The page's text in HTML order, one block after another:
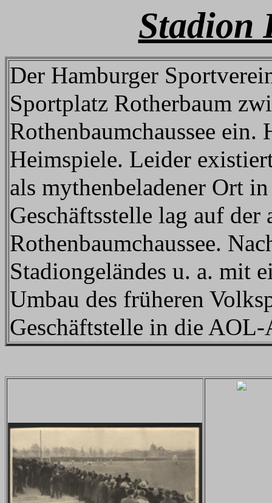
Stadion
Der Hamburger
Sportplatz Rotherbaum
Rothenbaumchaussee
Heimspiele. Leider
als mythenbeladener Ort
Geschäftsstelle lag auf der
Rothenbaumchaussee.
Stadiongeländes u. a. mit
Umbau des früheren
Geschäftstelle in die